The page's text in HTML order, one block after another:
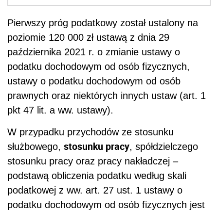
Pierwszy próg podatkowy został ustalony na
poziomie 120 000 zł ustawą z dnia 29
października 2021 r. o zmianie ustawy o
podatku dochodowym od osób fizycznych,
ustawy o podatku dochodowym od osób
prawnych oraz niektórych innych ustaw (art. 1
pkt 47 lit. a ww. ustawy).
W przypadku przychodów ze stosunku
służbowego, stosunku pracy, spółdzielczego
stosunku pracy oraz pracy nakładczej –
podstawą obliczenia podatku według skali
podatkowej z ww. art. 27 ust. 1 ustawy o
podatku dochodowym od osób fizycznych jest